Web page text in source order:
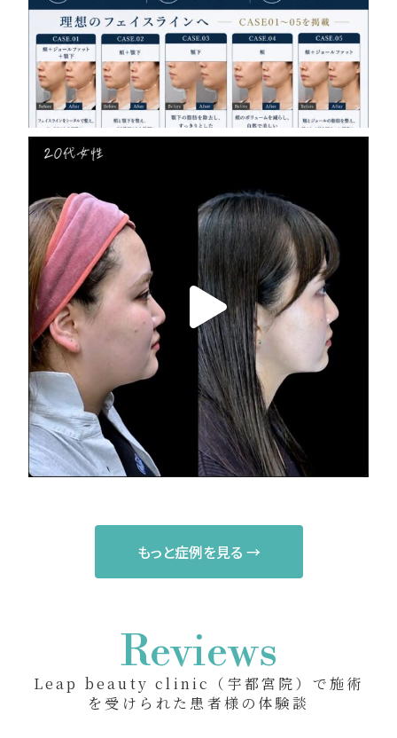
もっと症例を見る →
Reviews
Leap beauty clinic（宇都宮院）で施術
を受けられた患者様の体験談